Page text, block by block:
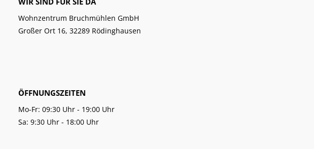
Wohnzentrum Bruchmühlen GmbH
Großer Ort 16, 32289 Rödinghausen
ÖFFNUNGSZEITEN
Mo-Fr: 09:30 Uhr - 19:00 Uhr
Sa: 9:30 Uhr - 18:00 Uhr